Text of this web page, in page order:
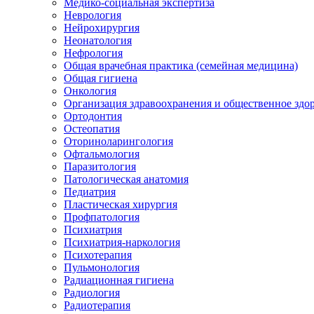
Медико-социальная экспертиза
Неврология
Нейрохирургия
Неонатология
Нефрология
Общая врачебная практика (семейная медицина)
Общая гигиена
Онкология
Организация здравоохранения и общественное
Ортодонтия
Остеопатия
Оториноларингология
Офтальмология
Паразитология
Патологическая анатомия
Педиатрия
Пластическая хирургия
Профпатология
Психиатрия
Психиатрия-наркология
Психотерапия
Пульмонология
Радиационная гигиена
Радиология
Радиотерапия